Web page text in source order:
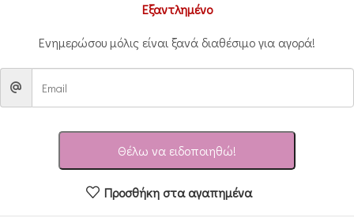
Εξαντλημένο
Ενημερώσου μόλις είναι ξανά διαθέσιμο για αγορά!
Θέλω να ειδοποιηθώ!
Προσθήκη στα αγαπημένα